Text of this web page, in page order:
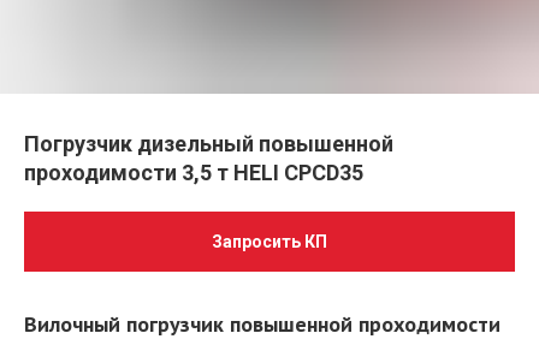
Погрузчик дизельный повышенной
проходимости 3,5 т HELI CPСD35
Запросить КП
Вилочный погрузчик повышенной проходимости